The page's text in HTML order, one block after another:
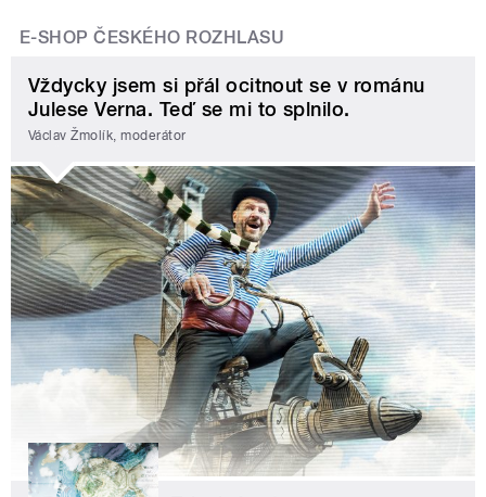
E-SHOP ČESKÉHO ROZHLASU
Vždycky jsem si přál ocitnout se v románu
Julese Verna. Teď se mi to splnilo.
Václav Žmolík, moderátor